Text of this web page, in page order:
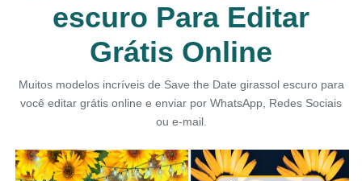
escuro Para Editar
Grátis Online
Muitos modelos incríveis de Save the Date girassol escuro para
você editar grátis online e enviar por WhatsApp, Redes Sociais
ou e-mail.